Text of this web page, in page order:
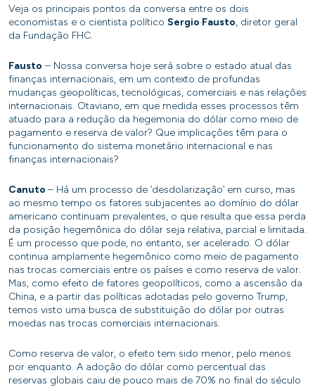
Veja os principais pontos da conversa entre os dois
economistas e o cientista político Sergio Fausto, diretor geral
da Fundação FHC.
Fausto – Nossa conversa hoje será sobre o estado atual das
finanças internacionais, em um contexto de profundas
mudanças geopolíticas, tecnológicas, comerciais e nas relações
internacionais. Otaviano, em que medida esses processos têm
atuado para a redução da hegemonia do dólar como meio de
pagamento e reserva de valor? Que implicações têm para o
funcionamento do sistema monetário internacional e nas
finanças internacionais?
Canuto – Há um processo de ‘desdolarização’ em curso, mas
ao mesmo tempo os fatores subjacentes ao domínio do dólar
americano continuam prevalentes, o que resulta que essa perda
da posição hegemônica do dólar seja relativa, parcial e limitada.
É um processo que pode, no entanto, ser acelerado. O dólar
continua amplamente hegemônico como meio de pagamento
nas trocas comerciais entre os países e como reserva de valor.
Mas, como efeito de fatores geopolíticos, como a ascensão da
China, e a partir das políticas adotadas pelo governo Trump,
temos visto uma busca de substituição do dólar por outras
moedas nas trocas comerciais internacionais.
Como reserva de valor, o efeito tem sido menor, pelo menos
por enquanto. A adoção do dólar como percentual das
reservas globais caiu de pouco mais de 70% no final do século